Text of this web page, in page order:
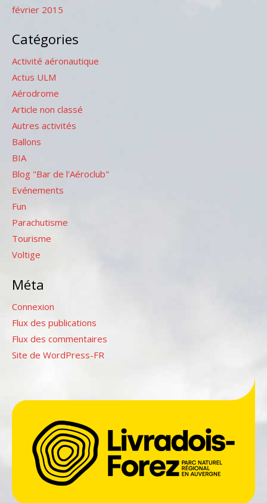
février 2015
Catégories
Activité aéronautique
Actus ULM
Aérodrome
Article non classé
Autres activités
Ballons
BIA
Blog "Bar de l'Aéroclub"
Evénements
Fun
Parachutisme
Tourisme
Voltige
Méta
Connexion
Flux des publications
Flux des commentaires
Site de WordPress-FR